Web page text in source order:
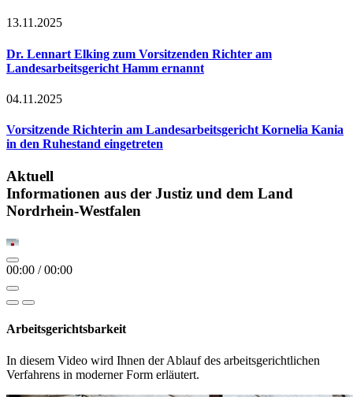
13.11.2025
Dr. Lennart Elking zum Vorsitzenden Richter am
Landesarbeitsgericht Hamm ernannt
04.11.2025
Vorsitzende Richterin am Landesarbeitsgericht Kornelia Kania
in den Ruhestand eingetreten
Aktuell
Informationen aus der Justiz und dem Land
Nordrhein-Westfalen
00:00 /00:00
Arbeitsgerichtsbarkeit
In diesem Video wird Ihnen der Ablauf des arbeitsgerichtlichen
Verfahrens in moderner Form erläutert.